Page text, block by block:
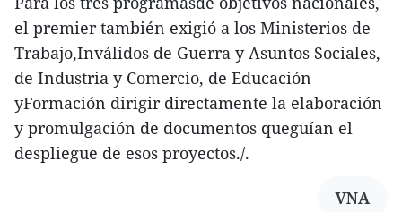
el premier también exigió a los Ministerios de
Trabajo,Inválidos de Guerra y Asuntos Sociales,
de Industria y Comercio, de Educación
yFormación dirigir directamente la elaboración
y promulgación de documentos queguían el
despliegue de esos proyectos./.
VNA